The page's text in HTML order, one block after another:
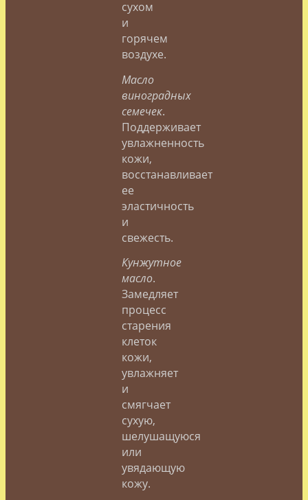
сухом
и
горячем
воздухе.
Масло
виноградных
семечек.
Поддерживает
увлажненность
кожи,
восстанавливает
ее
эластичность
и
свежесть.
Кунжутное
масло.
Замедляет
процесс
старения
клеток
кожи,
увлажняет
и
смягчает
сухую,
шелушащуюся
или
увядающую
кожу.